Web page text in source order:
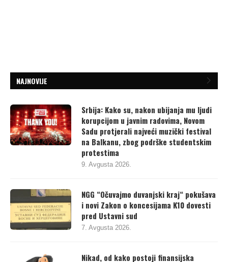
NAJNOVIJE
Srbija: Kako su, nakon ubijanja mu ljudi
korupcijom u javnim radovima, Novom
Sadu protjerali najveći muzički festival
na Balkanu, zbog podrške studentskim
protestima
NGG “Očuvajmo duvanjski kraj“ pokušava
i novi Zakon o koncesijama K10 dovesti
pred Ustavni sud